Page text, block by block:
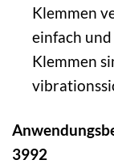
Klemmen
einfach
Klemmen
3992